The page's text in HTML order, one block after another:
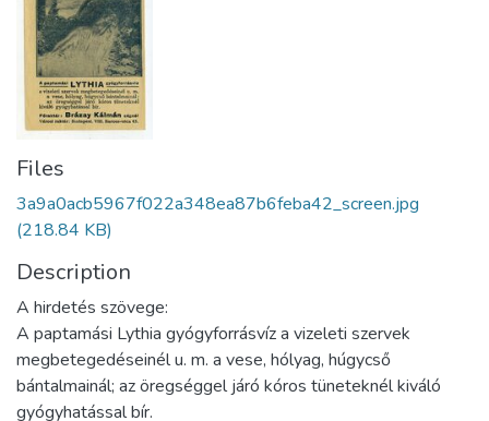
Files
3a9a0acb5967f022a348ea87b6feba42_screen.jpg
(218.84 KB)
Description
A hirdetés szövege:
A paptamási Lythia gyógyforrásvíz a vizeleti szervek
megbetegedéseinél u. m. a vese, hólyag, húgycső
bántalmainál; az öregséggel járó kóros tüneteknél kiváló
gyógyhatással bír.